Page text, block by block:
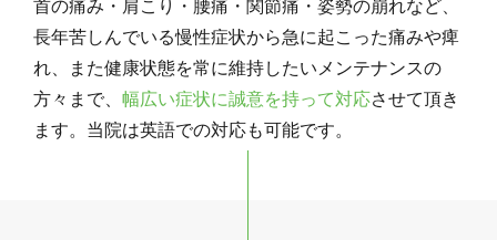
首の痛み・肩こり・腰痛・関節痛・姿勢の崩れなど、
長年苦しんでいる慢性症状から急に起こった痛みや痺
れ、また健康状態を常に維持したいメンテナンスの
方々まで、 幅広い症状に誠意を持って対応させて頂き
ます。当院は英語での対応も可能です。